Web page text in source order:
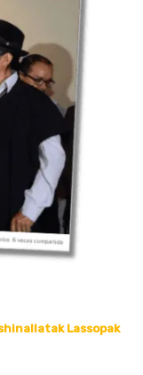
Lassopak